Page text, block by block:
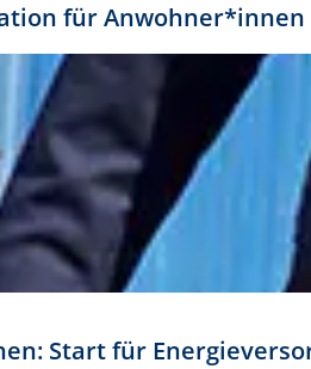
für Anwohner*innen
Start für